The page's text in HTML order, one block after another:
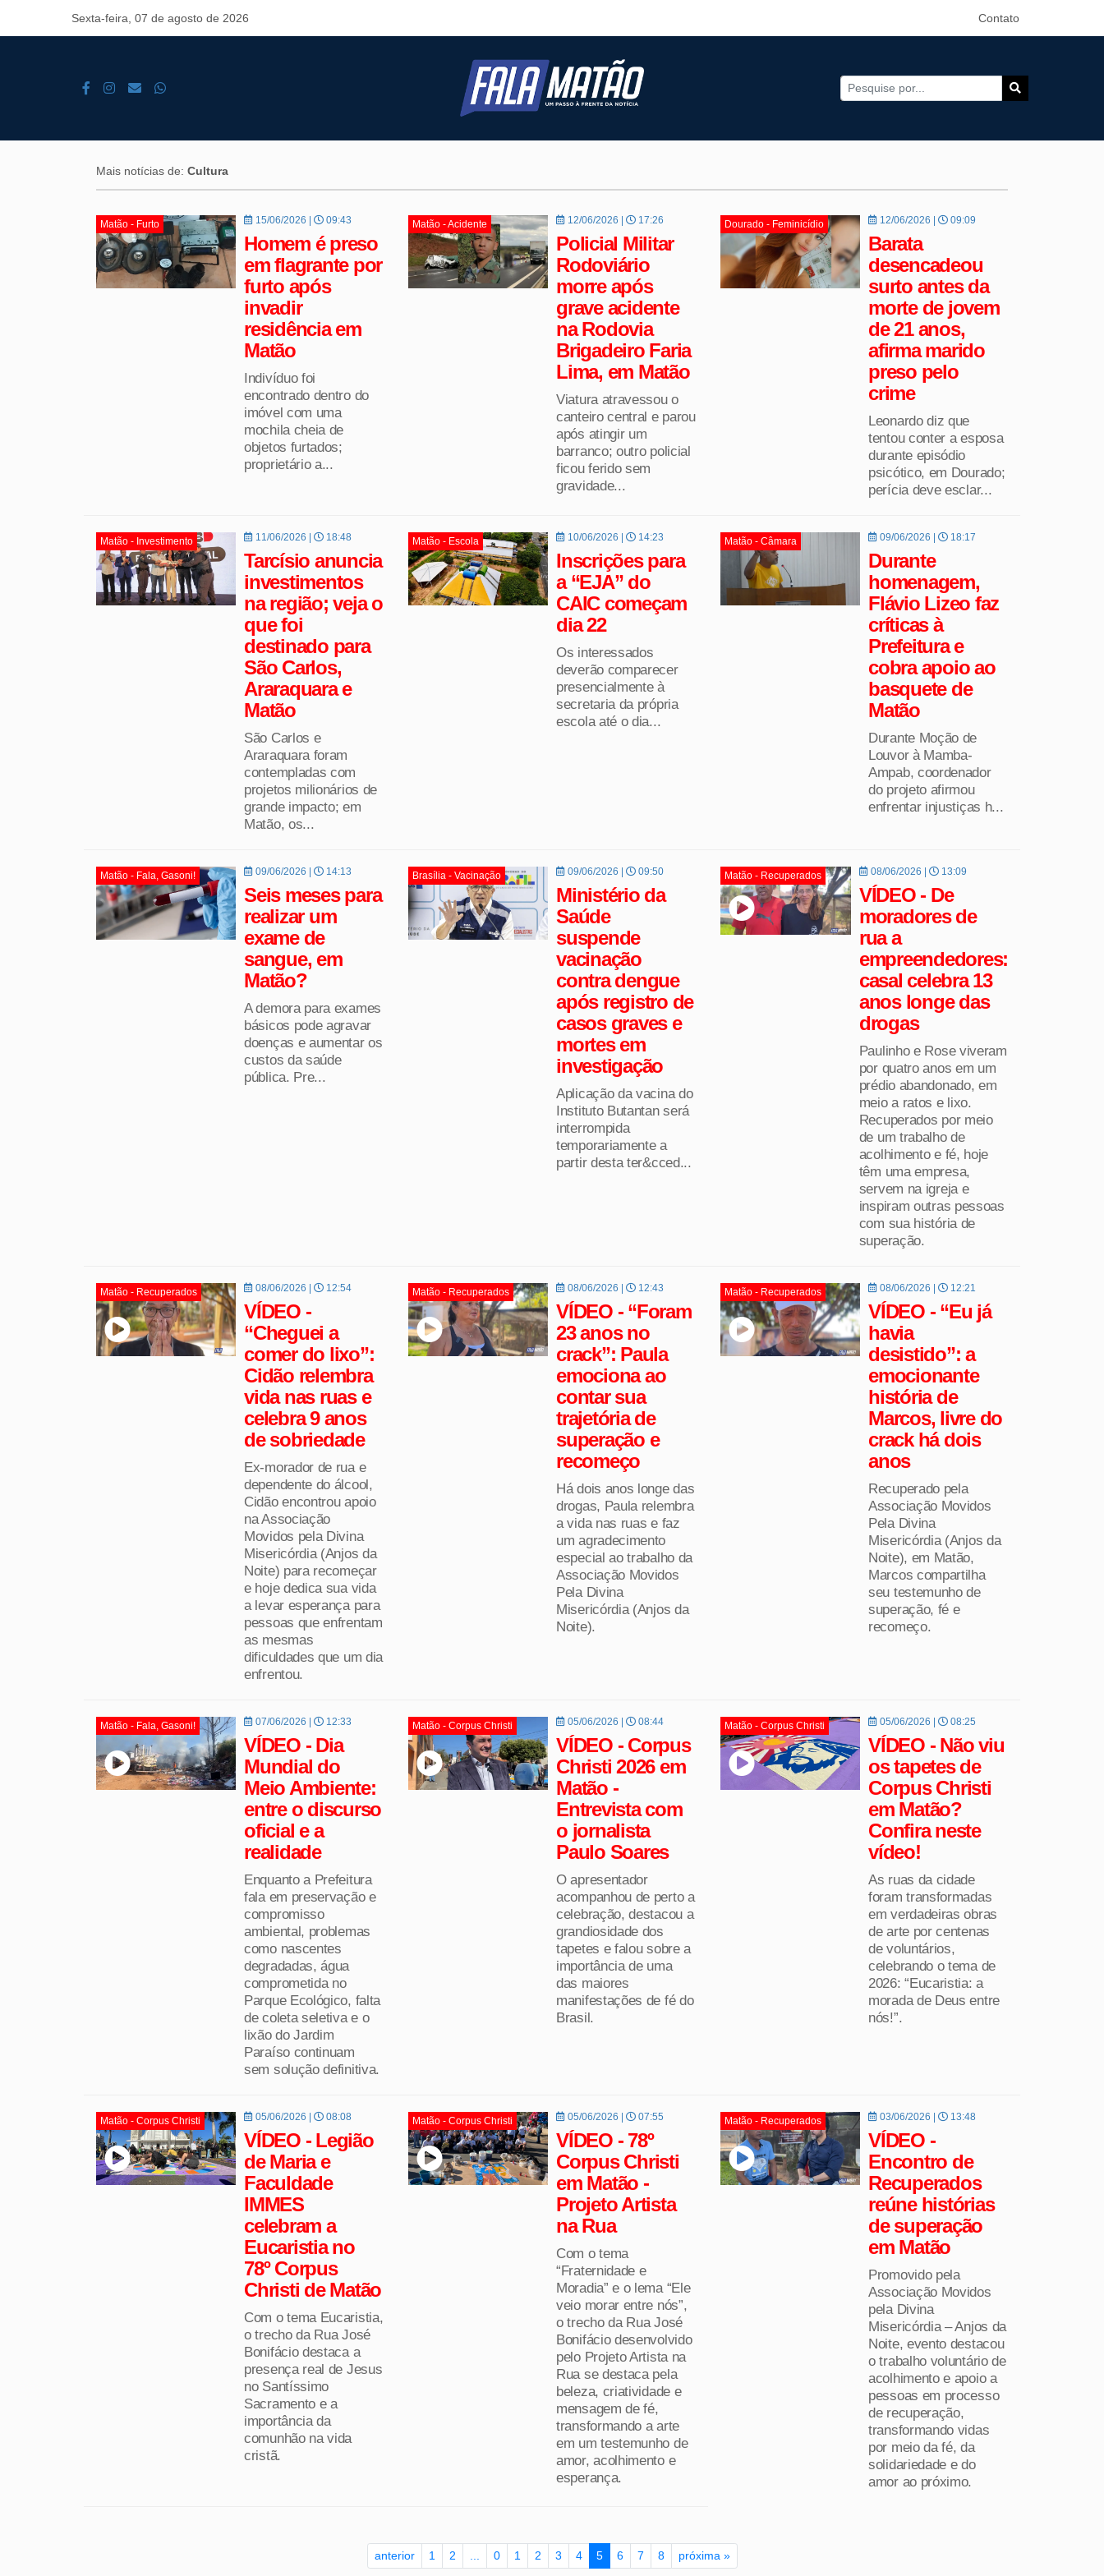
Sexta-feira, 07 de agosto de 2026 Contato
Mais notícias de: Cultura
Matão - Furto 15/06/2026 | 09:43
Homem é preso
em flagrante por
furto após
invadir
residência em
Matão
Indivíduo foi
encontrado dentro do
imóvel com uma
mochila cheia de
objetos furtados;
proprietário a...
Matão - Acidente 12/06/2026 | 17:26
Policial Militar
Rodoviário
morre após
grave acidente
na Rodovia
Brigadeiro Faria
Lima, em Matão
Viatura atravessou o
canteiro central e parou
após atingir um
barranco; outro policial
ficou ferido sem
gravidade...
Dourado - Feminicídio 12/06/2026 | 09:09
Barata
desencadeou
surto antes da
morte de jovem
de 21 anos,
afirma marido
preso pelo
crime
Leonardo diz que
tentou conter a esposa
durante episódio
psicótico, em Dourado;
perícia deve esclar...
Matão - Investimento 11/06/2026 | 18:48
Tarcísio anuncia
investimentos
na região; veja o
que foi
destinado para
São Carlos,
Araraquara e
Matão
São Carlos e
Araraquara foram
contempladas com
projetos milionários de
grande impacto; em
Matão, os...
Matão - Escola 10/06/2026 | 14:23
Inscrições para
a “EJA” do
CAIC começam
dia 22
Os interessados
deverão comparecer
presencialmente à
secretaria da própria
escola até o dia...
Matão - Câmara 09/06/2026 | 18:17
Durante
homenagem,
Flávio Lizeo faz
críticas à
Prefeitura e
cobra apoio ao
basquete de
Matão
Durante Moção de
Louvor à Mamba-
Ampab, coordenador
do projeto afirmou
enfrentar injustiças h...
Matão - Fala, Gasoni! 09/06/2026 | 14:13
Seis meses para
realizar um
exame de
sangue, em
Matão?
A demora para exames
básicos pode agravar
doenças e aumentar os
custos da saúde
pública. Pre...
Brasília - Vacinação 09/06/2026 | 09:50
Ministério da
Saúde
suspende
vacinação
contra dengue
após registro de
casos graves e
mortes em
investigação
Aplicação da vacina do
Instituto Butantan será
interrompida
temporariamente a
partir desta ter&cced...
Matão - Recuperados 08/06/2026 | 13:09
VÍDEO - De
moradores de
rua a
empreendedores:
casal celebra 13
anos longe das
drogas
Paulinho e Rose viveram
por quatro anos em um
prédio abandonado, em
meio a ratos e lixo.
Recuperados por meio
de um trabalho de
acolhimento e fé, hoje
têm uma empresa,
servem na igreja e
inspiram outras pessoas
com sua história de
superação.
Matão - Recuperados 08/06/2026 | 12:54
VÍDEO -
“Cheguei a
comer do lixo”:
Cidão relembra
vida nas ruas e
celebra 9 anos
de sobriedade
Ex-morador de rua e
dependente do álcool,
Cidão encontrou apoio
na Associação
Movidos pela Divina
Misericórdia (Anjos da
Noite) para recomeçar
e hoje dedica sua vida
a levar esperança para
pessoas que enfrentam
as mesmas
dificuldades que um dia
enfrentou.
Matão - Recuperados 08/06/2026 | 12:43
VÍDEO - “Foram
23 anos no
crack”: Paula
emociona ao
contar sua
trajetória de
superação e
recomeço
Há dois anos longe das
drogas, Paula relembra
a vida nas ruas e faz
um agradecimento
especial ao trabalho da
Associação Movidos
Pela Divina
Misericórdia (Anjos da
Noite).
Matão - Recuperados 08/06/2026 | 12:21
VÍDEO - “Eu já
havia
desistido”: a
emocionante
história de
Marcos, livre do
crack há dois
anos
Recuperado pela
Associação Movidos
Pela Divina
Misericórdia (Anjos da
Noite), em Matão,
Marcos compartilha
seu testemunho de
superação, fé e
recomeço.
Matão - Fala, Gasoni! 07/06/2026 | 12:33
VÍDEO - Dia
Mundial do
Meio Ambiente:
entre o discurso
oficial e a
realidade
Enquanto a Prefeitura
fala em preservação e
compromisso
ambiental, problemas
como nascentes
degradadas, água
comprometida no
Parque Ecológico, falta
de coleta seletiva e o
lixão do Jardim
Paraíso continuam
sem solução definitiva.
Matão - Corpus Christi 05/06/2026 | 08:44
VÍDEO - Corpus
Christi 2026 em
Matão -
Entrevista com
o jornalista
Paulo Soares
O apresentador
acompanhou de perto a
celebração, destacou a
grandiosidade dos
tapetes e falou sobre a
importância de uma
das maiores
manifestações de fé do
Brasil.
Matão - Corpus Christi 05/06/2026 | 08:25
VÍDEO - Não viu
os tapetes de
Corpus Christi
em Matão?
Confira neste
vídeo!
As ruas da cidade
foram transformadas
em verdadeiras obras
de arte por centenas
de voluntários,
celebrando o tema de
2026: “Eucaristia: a
morada de Deus entre
nós!”.
Matão - Corpus Christi 05/06/2026 | 08:08
VÍDEO - Legião
de Maria e
Faculdade
IMMES
celebram a
Eucaristia no
78º Corpus
Christi de Matão
Com o tema Eucaristia,
o trecho da Rua José
Bonifácio destaca a
presença real de Jesus
no Santíssimo
Sacramento e a
importância da
comunhão na vida
cristã.
Matão - Corpus Christi 05/06/2026 | 07:55
VÍDEO - 78º
Corpus Christi
em Matão -
Projeto Artista
na Rua
Com o tema
“Fraternidade e
Moradia” e o lema “Ele
veio morar entre nós”,
o trecho da Rua José
Bonifácio desenvolvido
pelo Projeto Artista na
Rua se destaca pela
beleza, criatividade e
mensagem de fé,
transformando a arte
em um testemunho de
amor, acolhimento e
esperança.
Matão - Recuperados 03/06/2026 | 13:48
VÍDEO -
Encontro de
Recuperados
reúne histórias
de superação
em Matão
Promovido pela
Associação Movidos
pela Divina
Misericórdia – Anjos da
Noite, evento destacou
o trabalho voluntário de
acolhimento e apoio a
pessoas em processo
de recuperação,
transformando vidas
por meio da fé, da
solidariedade e do
amor ao próximo.
anterior 1 2 0 1 2 3 4 5 6 7 8 próxima »